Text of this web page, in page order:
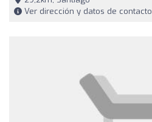
Ver dirección y datos de contacto